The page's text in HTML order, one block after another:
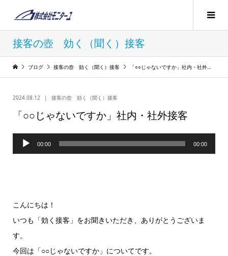
接客の壺 効く（聞く）接客
ブログ 接客の壺 効く（聞く）接客 「○○じゃないですか」社内・社外接客
2024.08.12 接客の壺 効く（聞く）接客
「○○じゃないですか」社内・社外接客
声
ー
ヤ
ー
00:00 00:00
こんにちは！
いつも「効く接客」をお聞きいただき、ありがとうございま
す。
今回は「○○じゃないですか」についてです。